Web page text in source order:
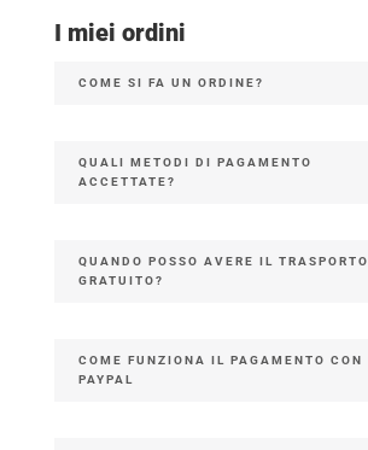
I miei ordini
COME SI FA UN ORDINE?
QUALI METODI DI PAGAMENTO
ACCETTATE?
QUANDO POSSO AVERE IL TRASPORTO
GRATUITO?
COME FUNZIONA IL PAGAMENTO CON
PAYPAL